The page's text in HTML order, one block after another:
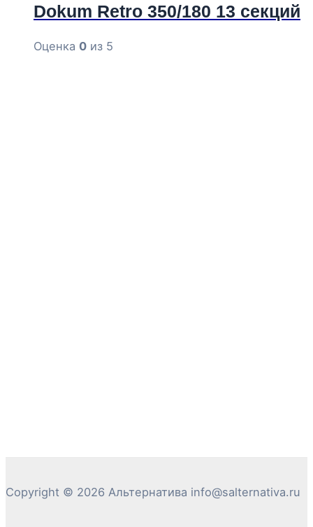
Dokum Retro 350/180 13 секций
Оценка 0 из 5
Copyright © 2026 Альтернатива info@salternativa.ru